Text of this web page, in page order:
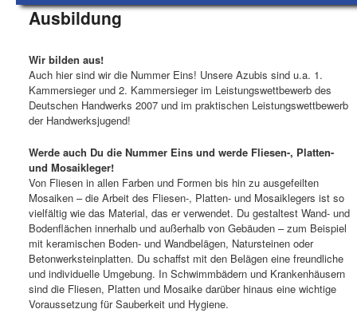
Ausbildung
Wir bilden aus!
Auch hier sind wir die Nummer Eins! Unsere Azubis sind u.a. 1.
Kammersieger und 2. Kammersieger im Leistungswettbewerb des
Deutschen Handwerks 2007 und im praktischen Leistungswettbewerb
der Handwerksjugend!
Werde auch Du die Nummer Eins und werde Fliesen-, Platten-
und Mosaikleger!
Von Fliesen in allen Farben und Formen bis hin zu ausgefeilten
Mosaiken – die Arbeit des Fliesen-, Platten- und Mosaiklegers ist so
vielfältig wie das Material, das er verwendet. Du gestaltest Wand- und
Bodenflächen innerhalb und außerhalb von Gebäuden – zum Beispiel
mit keramischen Boden- und Wandbelägen, Natursteinen oder
Betonwerksteinplatten. Du schaffst mit den Belägen eine freundliche
und individuelle Umgebung. In Schwimmbädern und Krankenhäusern
sind die Fliesen, Platten und Mosaike darüber hinaus eine wichtige
Voraussetzung für Sauberkeit und Hygiene.